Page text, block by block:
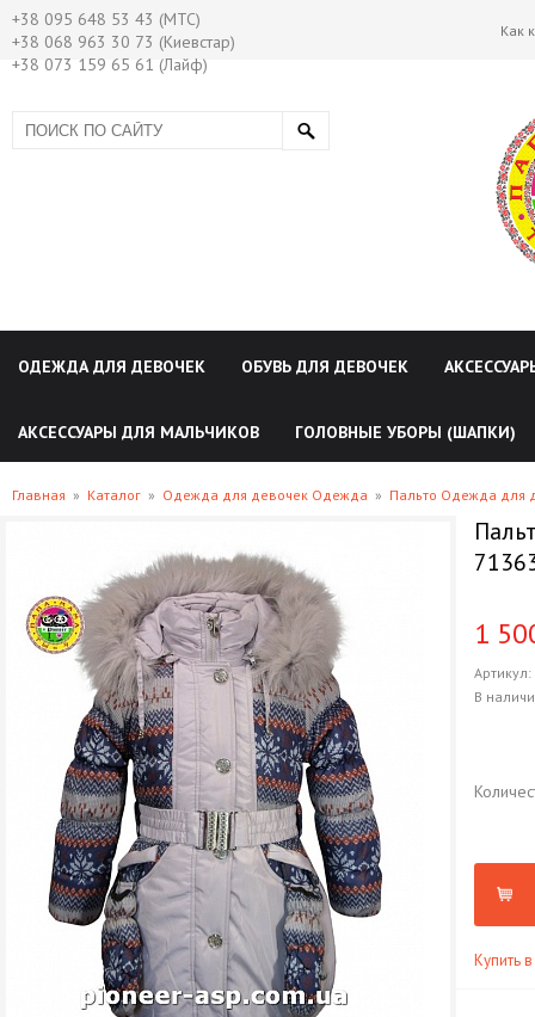
+38 095 648 53 43 (МТС)
+38 068 963 30 73 (Киевстар)
+38 073 159 65 61 (Лайф)
Как
ОДЕЖДА ДЛЯ ДЕВОЧЕК ОБУВЬ ДЛЯ ДЕВОЧЕК
АКСЕССУАРЫ ДЛЯ МАЛЬЧИКОВ ГОЛОВНЫЕ УБОРЫ (ШАПКИ)
Главная » Каталог » Одежда для девочек Одежда » Пальто Одежда для
1
Артикул:
В
Купить